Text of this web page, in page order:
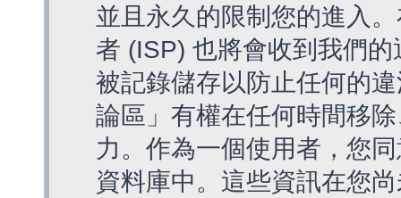
並且永久的限制您的進入
者 (ISP) 也將會收到我們
被記錄儲存以防止任何的
論區」有權在任何時間移
力。作為一個使用者，您
資料庫中。這些資訊在您